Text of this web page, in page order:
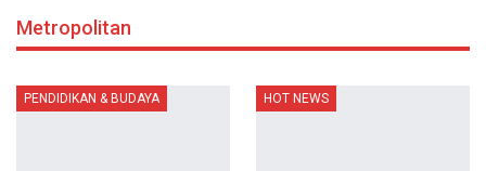
Metropolitan
PENDIDIKAN & BUDAYA HOT NEWS